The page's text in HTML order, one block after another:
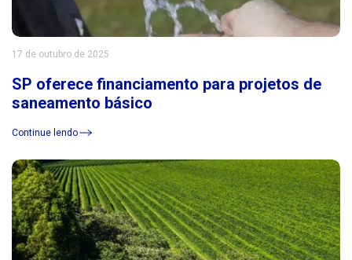
17 de outubro de 2025
SP oferece financiamento para projetos de
saneamento básico
Continue lendo